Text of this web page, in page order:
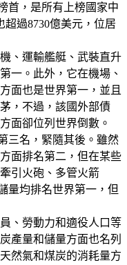
首，是所有上榜國家中
超過8730億美元，位居
、運輸艦艇、武裝直升
一。此外，它在機場、
面也是世界第一，並且
，不過，該國外部債
面卻位列世界倒數。
三名，緊隨其後。雖然
面排名第二，但在某些
引火砲、多管火箭
量均排名世界第一，但
、勞動力和適役人口等
產量和儲量方面也名列
然氣和煤炭的消耗量方